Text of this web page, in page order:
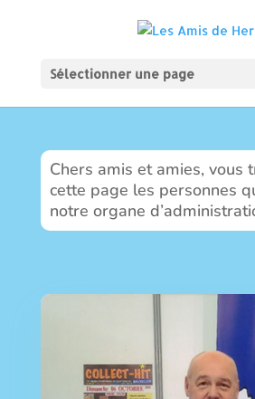
Sélectionner une page
Chers amis et amies, vous
cette page les personnes
notre organe